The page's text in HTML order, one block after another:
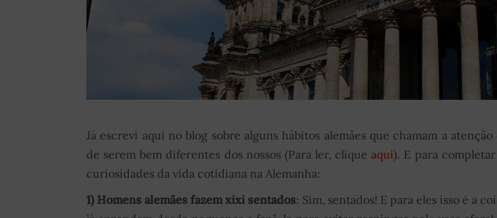
Já escrevi aqui no blog sobre alguns hábitos alemães que chamam a
de serem bem diferentes dos nossos (Para ler, cliqueaqui). E para
curiosidades da vida cotidiana na Alemanha:
1) Homens alemães fazem xixi sentados: Sim, sentados! E para eles isso é a